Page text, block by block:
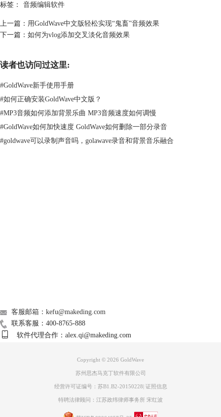
图4：审查类型界面
“交叉淡入淡出”使指在进行消音覆盖得时候，用以稍微缓解一下其它音频
突然插入带来的突兀感觉。一般不会进行设置，或者设置为比较小得值。
例如我们使用蜂鸣器的音效，在审查类型选中后，为了以防万一，在确定
设置前，先预览一遍。
标签： 音频编辑软件
上一篇： 用GoldWave中文版轻松实现“鬼畜”音频效果
下一篇： 如何为vlog添加交叉淡化音频效果
读者也访问过这里:
#GoldWave新手使用手册
#如何正确安装GoldWave中文版？
#MP3音频如何添加背景乐曲 MP3音频速度如何调慢
#GoldWave如何加快速度 GoldWave如何删除一部分录音
#goldwave可以录制声音吗，golawave录音和背景音乐融合
客服邮箱：kefu@makeding.com
联系客服：400-8765-888
软件代理合作：alex.qi@makeding.com
Copyright © 2026 GoldWave
苏州思杰马克丁软件有限公司
经营许可证编号：苏B1.B2-20150228| 证照信息
特聘法律顾问：江苏政纬律师事务所 宋红波